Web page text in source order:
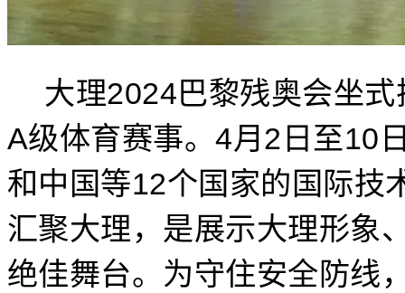
大理2024巴黎残奥会坐
A级体育赛事。4月2日至10
和中国等12个国家的国际技
汇聚大理，是展示大理形象
绝佳舞台。为守住安全防线